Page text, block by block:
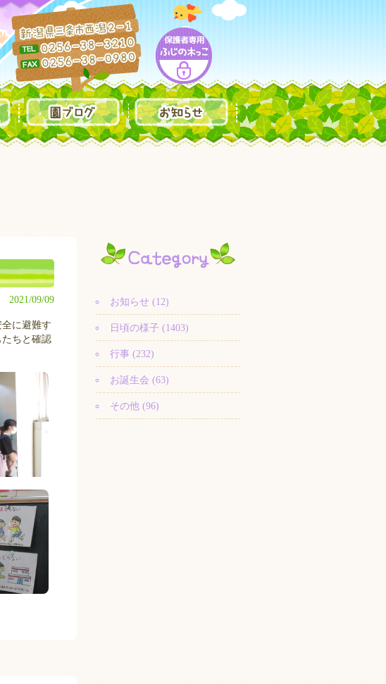
2021/09/09
に避難す
ちと確認
お知らせ (12)
日頃の様子 (1403)
行事 (232)
お誕生会 (63)
その他 (96)